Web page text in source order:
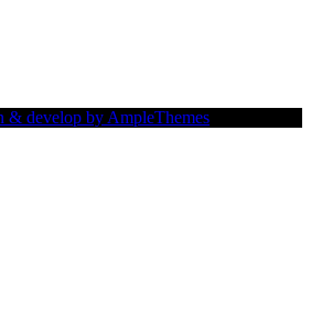
& develop by AmpleThemes